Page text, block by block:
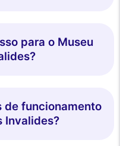
para o Museu
de funcionamento
Invalides?